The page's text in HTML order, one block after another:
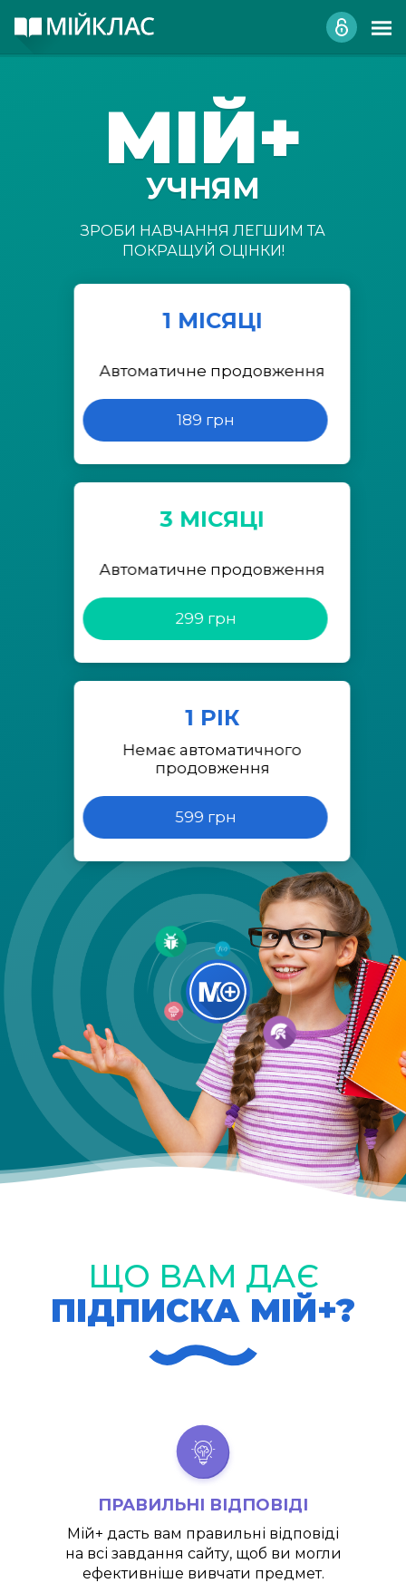
МІЙ+
УЧНЯМ
ЗРОБИ НАВЧАННЯ ЛЕГШИМ ТА
ПОКРАЩУЙ ОЦІНКИ!
1 МІСЯЦІ
Автоматичне продовження
189 грн
3 МІСЯЦІ
Автоматичне продовження
299 грн
1 РІК
Немає автоматичного
продовження
599 грн
ЩО ВАМ ДАЄ
ПІДПИСКА МІЙ+?
ПРАВИЛЬНІ ВІДПОВІДІ
Мій+ дасть вам правильні відповіді
на всі завдання сайту, щоб ви могли
ефективніше вивчати предмет.